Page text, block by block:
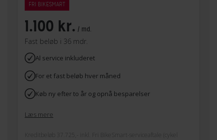
FRI BIKESMART
1.100 kr. / md.
Fast beløb i 36 mdr.
Al service inkluderet
For et fast beløb hver måned
Køb ny efter to år og opnå besparelser
Læs mere
Kreditbeløb 37.725,- inkl. Fri BikeSmart-serviceaftale (cykel